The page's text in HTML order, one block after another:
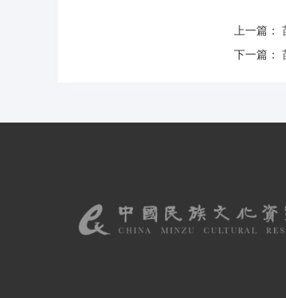
上一篇：
下一篇：